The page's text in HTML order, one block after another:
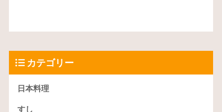
カテゴリー
日本料理
すし